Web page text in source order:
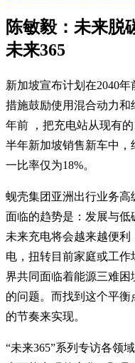
陈敏毅：未来脱
未来365
新加坡宣布计划在2040
措施鼓励使用混合动力和
年前 ，把充电站从现有的
半年新加坡销售新车中，
一比率仅为18%。
蚬壳集团亚洲出行业务
面临的趋势是：发展与低
未来充电将会越来越便
电，扭转目前家庭或工
界共同面临着能源三难
的问题。而找到这个平
的节奏来实现。
“未来365”系列专访各领